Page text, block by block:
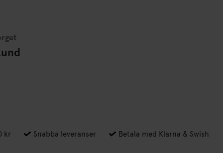
kr Snabba leveranser Betala med Klarna & Swish